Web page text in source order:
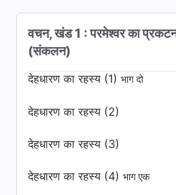
वचन, खंड 1 : परमेश्वर का
(संकलन)
बाइबल के विषय में (4)
देहधारण का रहस्य (1)
देहधारण का रहस्य (1) भाग दो
देहधारण का रहस्य (2)
देहधारण का रहस्य (3)
देहधारण का रहस्य (4) भाग एक